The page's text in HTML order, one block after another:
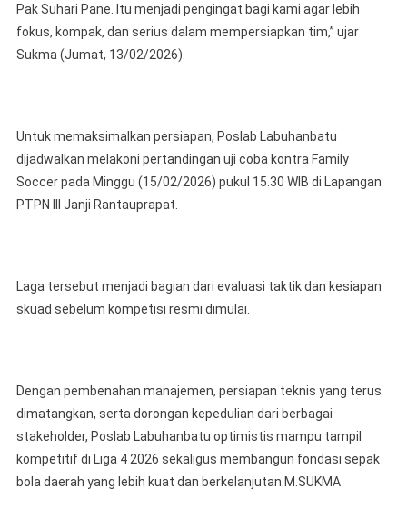
Pak Suhari Pane. Itu menjadi pengingat bagi kami agar lebih
fokus, kompak, dan serius dalam mempersiapkan tim,” ujar
Sukma (Jumat, 13/02/2026).
Untuk memaksimalkan persiapan, Poslab Labuhanbatu
dijadwalkan melakoni pertandingan uji coba kontra Family
Soccer pada Minggu (15/02/2026) pukul 15.30 WIB di Lapangan
PTPN III Janji Rantauprapat.
Laga tersebut menjadi bagian dari evaluasi taktik dan kesiapan
skuad sebelum kompetisi resmi dimulai.
Dengan pembenahan manajemen, persiapan teknis yang terus
dimatangkan, serta dorongan kepedulian dari berbagai
stakeholder, Poslab Labuhanbatu optimistis mampu tampil
kompetitif di Liga 4 2026 sekaligus membangun fondasi sepak
bola daerah yang lebih kuat dan berkelanjutan.M.SUKMA